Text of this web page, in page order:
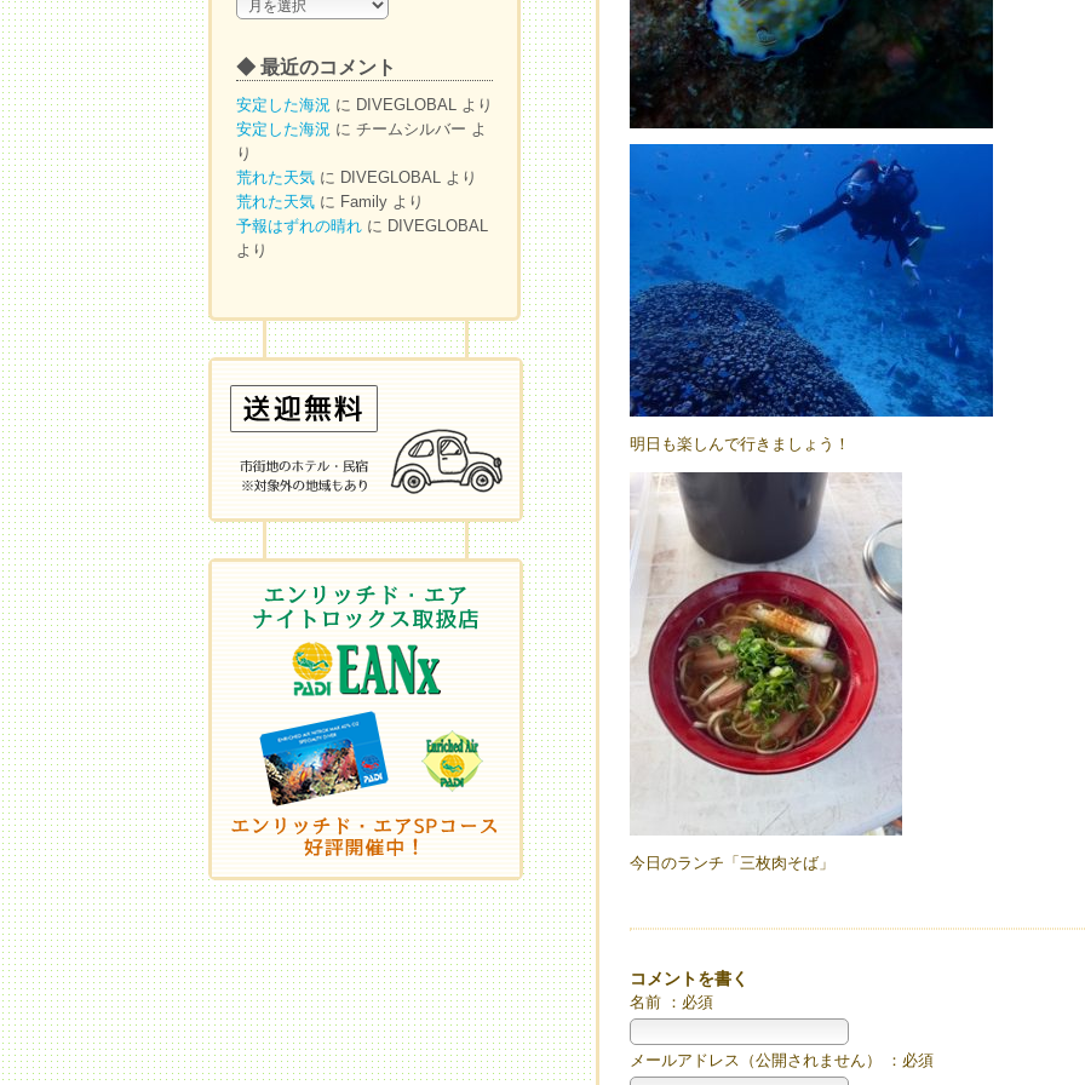
ア
カ
イ
ブ
◆ 最近のコメント
安定した海況 に DIVEGLOBAL より
安定した海況 に チームシルバー よ
り
荒れた天気 に DIVEGLOBAL より
荒れた天気 に Family より
予報はずれの晴れ に DIVEGLOBAL
より
明日も楽しんで行きましょう！
今日のランチ「三枚肉そば」
コメントを書く
名前 ：必須
メールアドレス（公開されません） ：必須